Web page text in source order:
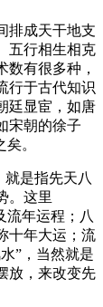
排成天干地支
五行相生相克
有很多种，
行于古代知识
廷显宦，如唐
宋朝的徐子
。
就是指先天八
。这里
流年运程；八
十年大运；流
”，当然就是
放，来改变先